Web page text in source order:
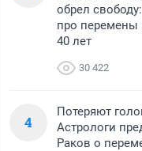
обрел
про перемены
40 лет
30 422
4
Потеряют
Астрологи
Раков о